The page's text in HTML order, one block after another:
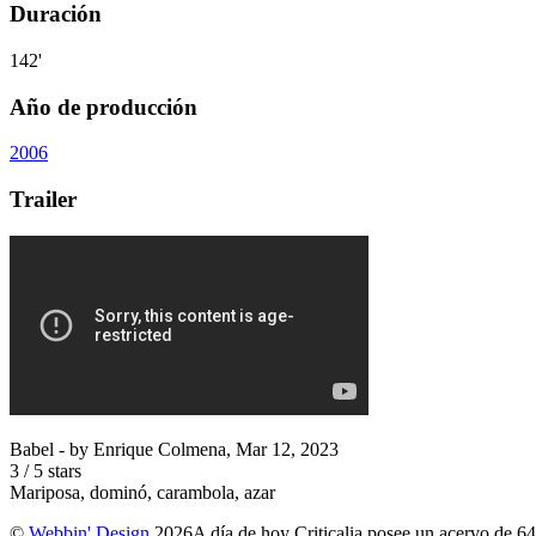
Duración
142'
Año de producción
2006
Trailer
Babel - by Enrique Colmena, Mar 12, 2023
3 / 5 stars
Mariposa, dominó, carambola, azar